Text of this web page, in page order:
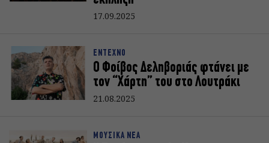
17.09.2025
ΕΝΤΕΧΝΟ
Ο Φοίβος Δεληβοριάς φτάνει με
τον “Χάρτη” του στο Λουτράκι
21.08.2025
ΜΟΥΣΙΚΑ ΝΕΑ